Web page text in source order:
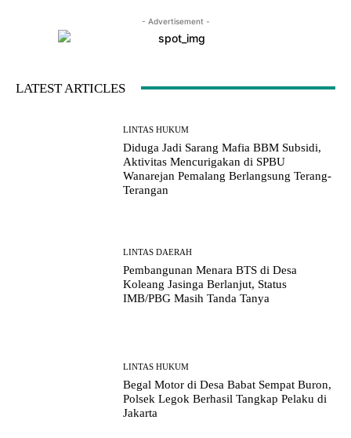
- Advertisement -
LATEST ARTICLES
LINTAS HUKUM
Diduga Jadi Sarang Mafia BBM Subsidi,
Aktivitas Mencurigakan di SPBU
Wanarejan Pemalang Berlangsung Terang-
Terangan
LINTAS DAERAH
Pembangunan Menara BTS di Desa
Koleang Jasinga Berlanjut, Status
IMB/PBG Masih Tanda Tanya
LINTAS HUKUM
Begal Motor di Desa Babat Sempat Buron,
Polsek Legok Berhasil Tangkap Pelaku di
Jakarta